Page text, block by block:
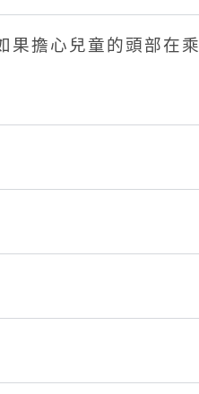
果擔心兒童的頭部在乘